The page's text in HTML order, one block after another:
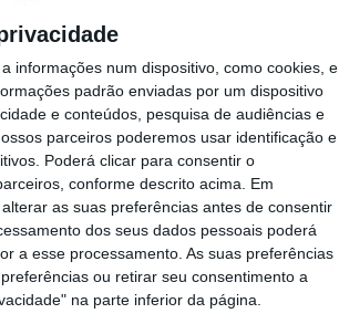
informações num dispositivo, como cookies, e
padrão enviadas por um dispositivo
e conteúdos, pesquisa de audiências e
parceiros poderemos usar identificação e
Poderá clicar para consentir o
conforme descrito acima. Em
as suas preferências antes de consentir
dos seus dados pessoais poderá
a esse processamento. As suas preferências
ou retirar seu consentimento a
na parte inferior da página.